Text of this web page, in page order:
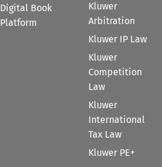
Digital Book
Platform
Kluwer
Arbitration
Kluwer IP Law
Kluwer
Competition
Law
Kluwer
International
Tax Law
Kluwer PE+